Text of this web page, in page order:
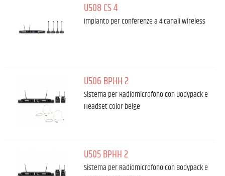
U508 CS 4
Impianto per conferenze a 4 canali wireless
U506 BPHH 2
Sistema per Radiomicrofono con Bodypack e
Headset color beige
U505 BPHH 2
Sistema per Radiomicrofono con Bodypack e